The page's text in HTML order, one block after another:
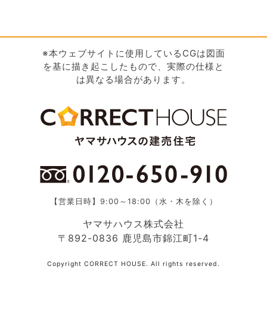
※本ウェブサイトに使用しているCGは図面
を基に描き起こしたもので、実際の仕様と
は異なる場合があります。
【営業日時】9:00～18:00（水・木を除く）
ヤマサハウス株式会社
〒892-0836 鹿児島市錦江町1-4
Copyright CORRECT HOUSE. All rights reserved.